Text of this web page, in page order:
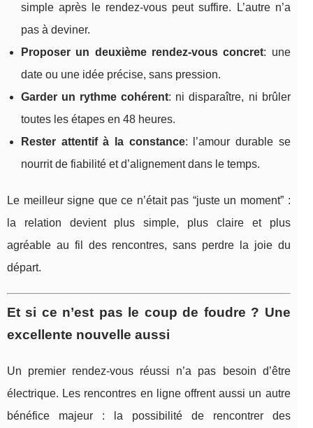
simple après le rendez-vous peut suffire. L’autre n’a
pas à deviner.
Proposer un deuxième rendez-vous concret: une
date ou une idée précise, sans pression.
Garder un rythme cohérent: ni disparaître, ni brûler
toutes les étapes en 48 heures.
Rester attentif à la constance: l’amour durable se
nourrit de fiabilité et d’alignement dans le temps.
Le meilleur signe que ce n’était pas “juste un moment” :
la relation devient plus simple, plus claire et plus
agréable au fil des rencontres, sans perdre la joie du
départ.
Et si ce n’est pas le coup de foudre ? Une
excellente nouvelle aussi
Un premier rendez-vous réussi n’a pas besoin d’être
électrique. Les rencontres en ligne offrent aussi un autre
bénéfice majeur : la possibilité de rencontrer des